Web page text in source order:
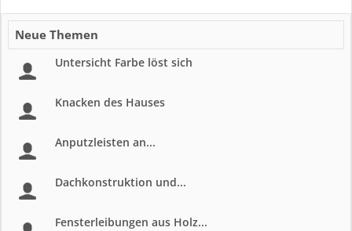
Neue Themen
Untersicht Farbe löst sich
Knacken des Hauses
Anputzleisten an...
Dachkonstruktion und...
Fensterleibungen aus Holz...